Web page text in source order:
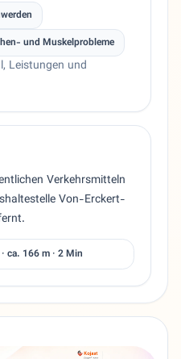
und Muskelprobleme
Leistungen und
Verkehrsmitteln
Von-Erckert-
ca. 166 m · 2 Min